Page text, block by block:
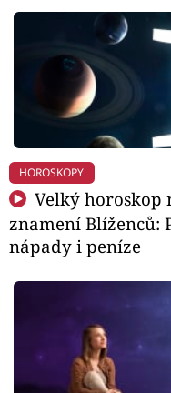
HOROSKOPY
Velký horoskop
znamení Blíženců:
nápady i peníze